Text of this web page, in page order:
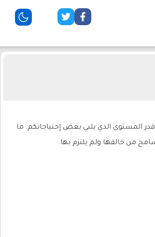
المستوى الذي يلبي بعض إحتياجاتكم. ما
من خالفها ولم يلتزم بها.